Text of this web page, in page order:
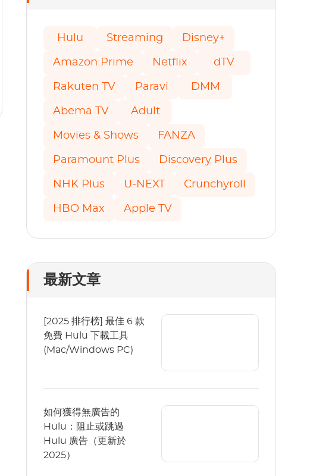
Hulu Streaming Disney+
Amazon Prime Netflix dTV
Rakuten TV Paravi DMM
Abema TV Adult
Movies & Shows FANZA
Paramount Plus Discovery Plus
NHK Plus U-NEXT Crunchyroll
HBO Max Apple TV
最新文章
[2025 排行榜] 最佳 6 款
免費 Hulu 下載工具
(Mac/Windows PC)
如何獲得無廣告的
Hulu：阻止或跳過
Hulu 廣告（更新於
2025）